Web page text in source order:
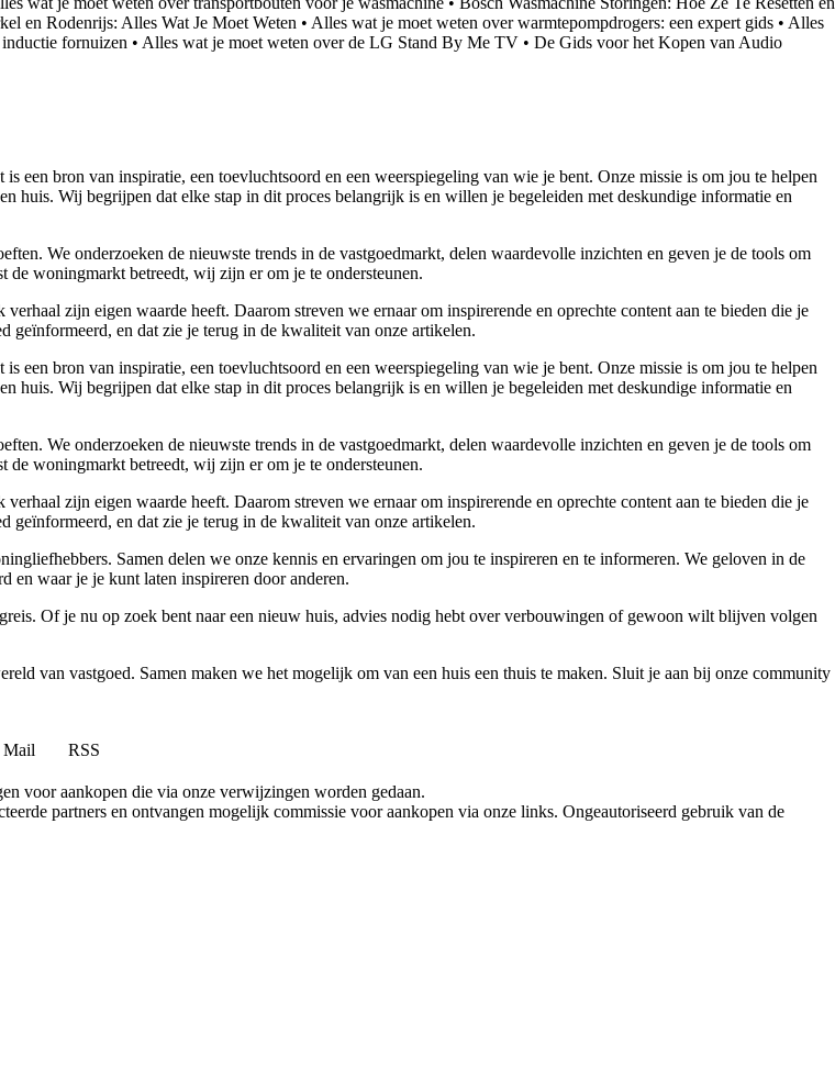
en Rodenrijs: Alles Wat Je Moet Weten • Alles wat je moet weten over warmtepompdrogers: een expert gids • Alles
fornuizen • Alles wat je moet weten over de LG Stand By Me TV • De Gids voor het Kopen van Audio
een bron van inspiratie, een toevluchtsoord en een weerspiegeling van wie je bent. Onze missie is om jou te helpen
huis. Wij begrijpen dat elke stap in dit proces belangrijk is en willen je begeleiden met deskundige informatie en
We onderzoeken de nieuwste trends in de vastgoedmarkt, delen waardevolle inzichten en geven je de tools om
de woningmarkt betreedt, wij zijn er om je te ondersteunen.
zijn eigen waarde heeft. Daarom streven we ernaar om inspirerende en oprechte content aan te bieden die je
geïnformeerd, en dat zie je terug in de kwaliteit van onze artikelen.
een bron van inspiratie, een toevluchtsoord en een weerspiegeling van wie je bent. Onze missie is om jou te helpen
huis. Wij begrijpen dat elke stap in dit proces belangrijk is en willen je begeleiden met deskundige informatie en
We onderzoeken de nieuwste trends in de vastgoedmarkt, delen waardevolle inzichten en geven je de tools om
de woningmarkt betreedt, wij zijn er om je te ondersteunen.
zijn eigen waarde heeft. Daarom streven we ernaar om inspirerende en oprechte content aan te bieden die je
geïnformeerd, en dat zie je terug in de kwaliteit van onze artikelen.
Samen delen we onze kennis en ervaringen om jou te inspireren en te informeren. We geloven in de
en waar je je kunt laten inspireren door anderen.
Of je nu op zoek bent naar een nieuw huis, advies nodig hebt over verbouwingen of gewoon wilt blijven volgen
van vastgoed. Samen maken we het mogelijk om van een huis een thuis te maken. Sluit je aan bij onze community
Mail
RSS
voor aankopen die via onze verwijzingen worden gedaan.
partners en ontvangen mogelijk commissie voor aankopen via onze links. Ongeautoriseerd gebruik van de